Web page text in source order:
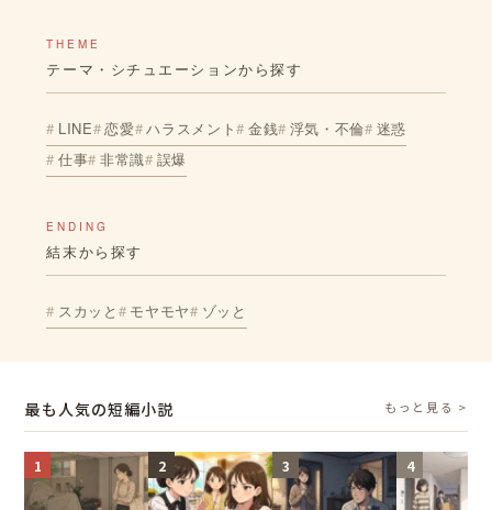
THEME
テーマ・シチュエーションから探す
LINE 恋愛 ハラスメント 金銭 浮気・不倫 迷惑
仕事 非常識 誤爆
ENDING
結末から探す
スカッと モヤモヤ ゾッと
最も人気の短編小説 もっと見る >
1 2 3 4